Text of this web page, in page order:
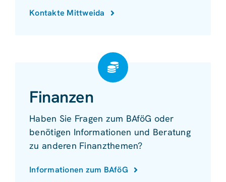
Kontakte Mittweida
Finanzen
Haben Sie Fragen zum BAföG oder
benötigen Informationen und Beratung
zu anderen Finanzthemen?
Informationen zum BAföG